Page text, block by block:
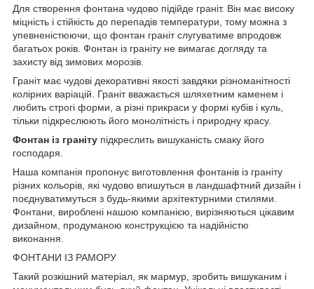
Для створення фонтана чудово підійде граніт. Він має високу
міцність і стійкість до перепадів температури, тому можна з
упевненістюючи, що фонтан граніт слугуватиме впродовж
багатьох років. Фонтан із граніту не вимагає догляду та
захисту від зимових морозів.
Граніт має чудові декоративні якості завдяки різноманітності
колірних варіацій. Граніт вважається шляхетним каменем і
любить строгі форми, а різні прикраси у формі кубів і куль,
тільки підкреслюють його монолітність і природну красу.
Фонтан із граніту підкреслить вишуканість смаку його
господаря.
Наша компанія пропонує виготовлення фонтанів із граніту
різних кольорів, які чудово впишуться в ландшафтний дизайн і
поєднуватимуться з будь-якими архітектурними стилями.
Фонтани, вироблені нашою компанією, вирізняються цікавим
дизайном, продуманою конструкцією та надійністю
виконання.
ФОНТАНИ ІЗ РАМОРУ
Такий розкішний матеріал, як мармур, зробить вишуканим і